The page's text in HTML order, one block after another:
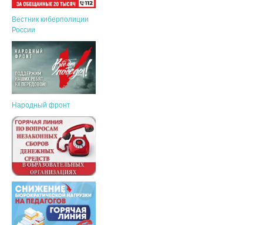
Вестник киберполиции
России
Народный фронт